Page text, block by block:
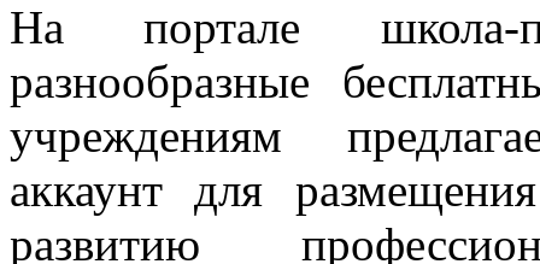
На портале школа-
разнообразные
учреждениям
аккаунт для
развитию